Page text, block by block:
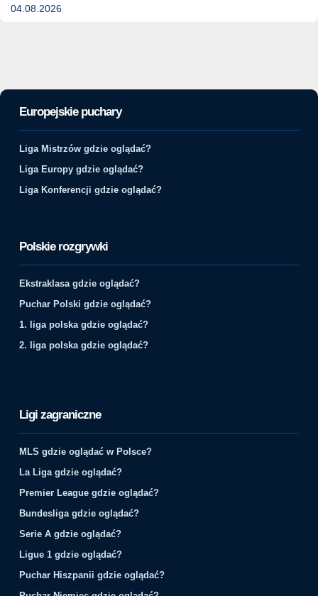
04.08.2026
Europejskie puchary
Liga Mistrzów gdzie oglądać?
Liga Europy gdzie oglądać?
Liga Konferencji gdzie oglądać?
Polskie rozgrywki
Ekstraklasa gdzie oglądać?
Puchar Polski gdzie oglądać?
1. liga polska gdzie oglądać?
2. liga polska gdzie oglądać?
Ligi zagraniczne
MLS gdzie oglądać w Polsce?
La Liga gdzie oglądać?
Premier League gdzie oglądać?
Bundesliga gdzie oglądać?
Serie A gdzie oglądać?
Ligue 1 gdzie oglądać?
Puchar Hiszpanii gdzie oglądać?